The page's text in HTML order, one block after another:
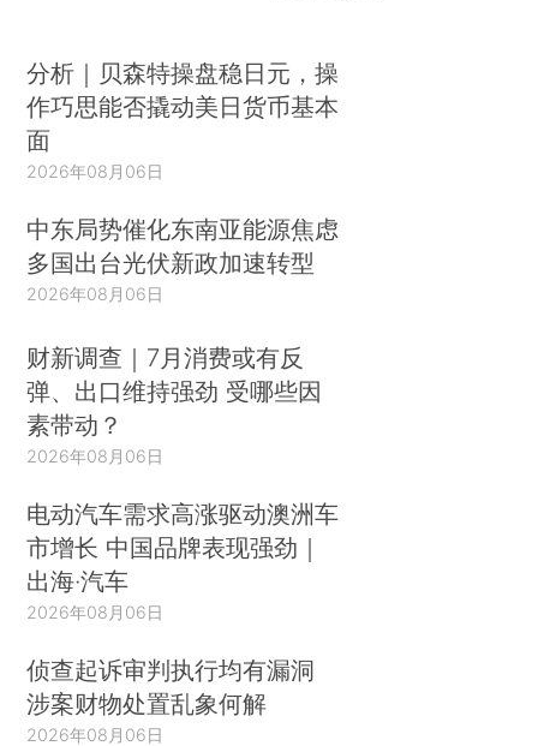
分析｜贝森特操盘稳日元，操
作巧思能否撬动美日货币基本
面
2026年08月06日
中东局势催化东南亚能源焦虑
多国出台光伏新政加速转型
2026年08月06日
财新调查｜7月消费或有反
弹、出口维持强劲 受哪些因
素带动？
2026年08月06日
电动汽车需求高涨驱动澳洲车
市增长 中国品牌表现强劲｜
出海·汽车
2026年08月06日
侦查起诉审判执行均有漏洞
涉案财物处置乱象何解
2026年08月06日